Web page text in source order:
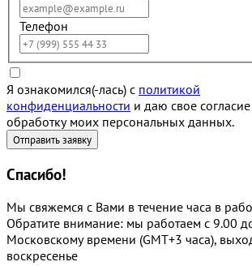
Телефон
Я ознакомился(-лась) с политикой
конфиденциальности и даю свое
обработку моих персональных данных.
Спасибо!
Мы свяжемся с Вами в течение часа в
Обратите внимание: мы работаем с 9.00
Московскому времени (GMT+3 часа),
воскресенье